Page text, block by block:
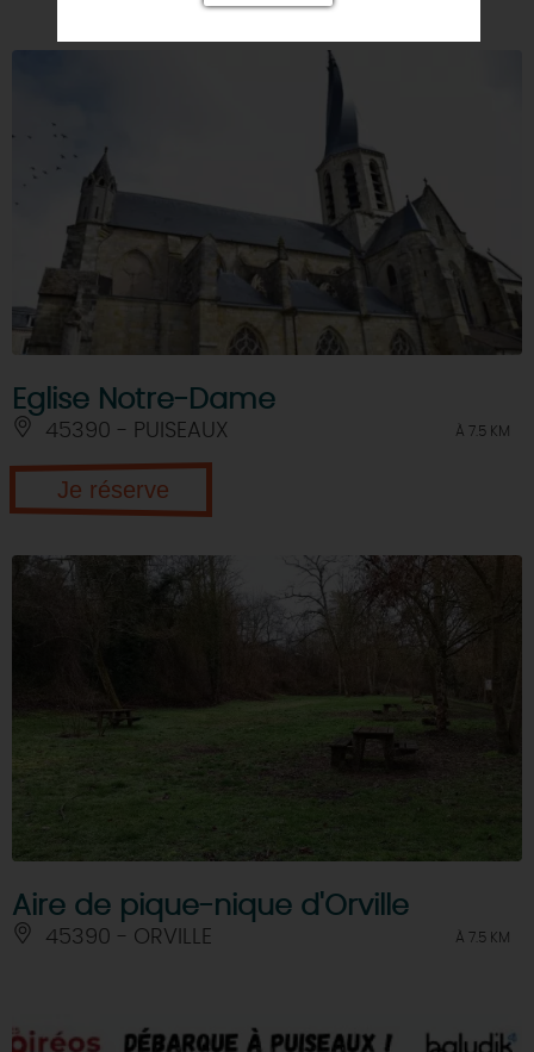
Eglise Notre-Dame
45390 - PUISEAUX À 7.5 KM
Je réserve
Aire de pique-nique d'Orville
45390 - ORVILLE À 7.5 KM